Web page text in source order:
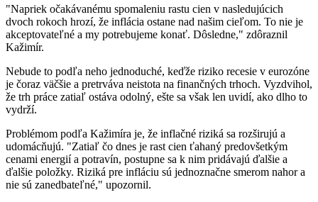
"Napriek očakávanému spomaleniu rastu cien v nasledujúcich
dvoch rokoch hrozí, že inflácia ostane nad našim cieľom. To nie je
akceptovateľné a my potrebujeme konať. Dôsledne," zdôraznil
Kažimír.
Nebude to podľa neho jednoduché, keďže riziko recesie v eurozóne
je čoraz väčšie a pretrváva neistota na finančných trhoch. Vyzdvihol,
že trh práce zatiaľ ostáva odolný, ešte sa však len uvidí, ako dlho to
vydrží.
Problémom podľa Kažimíra je, že inflačné riziká sa rozširujú a
udomácňujú. "Zatiaľ čo dnes je rast cien ťahaný predovšetkým
cenami energií a potravín, postupne sa k nim pridávajú ďalšie a
ďalšie položky. Riziká pre infláciu sú jednoznačne smerom nahor a
nie sú zanedbateľné," upozornil.